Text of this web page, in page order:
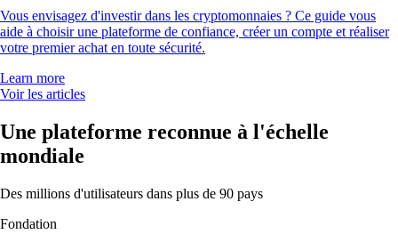
Vous envisagez d'investir dans les cryptomonnaies ? Ce guide vous
aide à choisir une plateforme de confiance, créer un compte et réaliser
votre premier achat en toute sécurité.
Learn more
Voir les articles
Une plateforme reconnue à l'échelle
mondiale
Des millions d'utilisateurs dans plus de 90 pays
Fondation